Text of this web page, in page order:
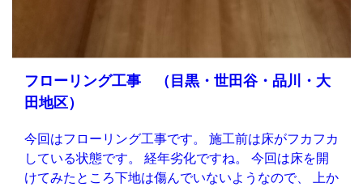
フローリング工事 （目黒・世田谷・品川・大
田地区）
今回はフローリング工事です。 施工前は床がフカフカ
している状態です。 経年劣化ですね。 今回は床を開
けてみたところ下地は傷んでいないようなので、 上か